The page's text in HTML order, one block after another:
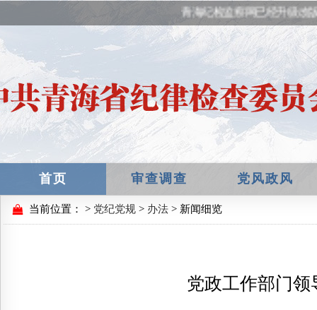
青海纪检监察网已经升级改版
首页 审查调查 党风政风
当前位置： > 党纪党规 > 办法 > 新闻细览
党政工作部门